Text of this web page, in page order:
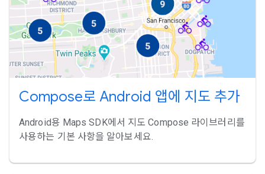
Compose로 Android 앱에 지도 추가
Android용 Maps SDK에서 지도 Compose 라이브러리를
사용하는 기본 사항을 알아보세요.